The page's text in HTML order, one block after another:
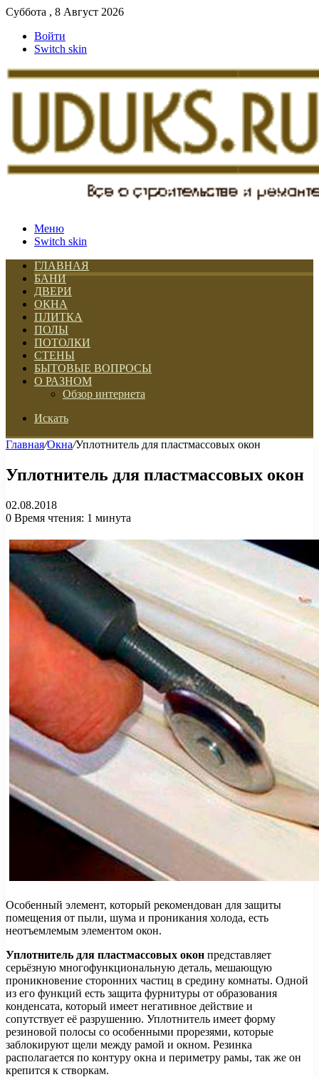
Суббота , 8 Август 2026
Войти
Switch skin
Меню
Switch skin
ГЛАВНАЯ
БАНИ
ДВЕРИ
ОКНА
ПЛИТКА
ПОЛЫ
ПОТОЛКИ
СТЕНЫ
БЫТОВЫЕ ВОПРОСЫ
О РАЗНОМ
Обзор интернета
Искать
Главная/Окна/Уплотнитель для пластмассовых окон
Уплотнитель для пластмассовых окон
02.08.2018
0 Время чтения: 1 минута
Особенный элемент, который рекомендован для защиты
помещения от пыли, шума и проникания холода, есть
неотъемлемым элементом окон.
Уплотнитель для пластмассовых окон представляет
серьёзную многофункциональную деталь, мешающую
проникновение сторонних частиц в средину комнаты. Одной
из его функций есть защита фурнитуры от образования
конденсата, который имеет негативное действие и
сопутствует её разрушению. Уплотнитель имеет форму
резиновой полосы со особенными прорезями, которые
заблокируют щели между рамой и окном. Резинка
располагается по контуру окна и периметру рамы, так же он
крепится к створкам.